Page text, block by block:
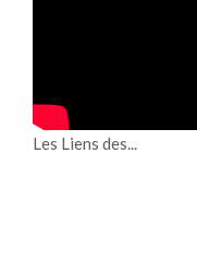
Les Liens des...